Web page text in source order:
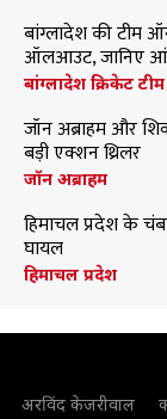
बांग्लादेश की टीम
ऑलआउट, जानिए
बांग्लादेश क्रिकेट टीम
जॉन अब्राहम और
बड़ी एक्शन थ्रिलर
जॉन अब्राहम
हिमाचल प्रदेश के
घायल
हिमाचल प्रदेश
अरविंद केजरीवाल